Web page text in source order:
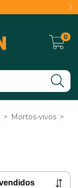
0
> Mortos-vivos >